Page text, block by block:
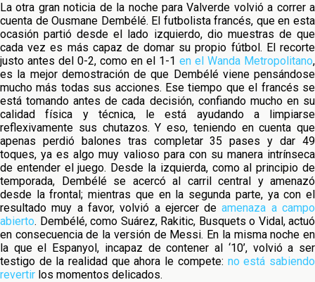
La otra gran noticia de la noche para Valverde volvió a correr a
cuenta de Ousmane Dembélé. El futbolista francés, que en esta
ocasión partió desde el lado izquierdo, dio muestras de que
cada vez es más capaz de domar su propio fútbol. El recorte
justo antes del 0-2, como en el 1-1 en el Wanda Metropolitano,
es la mejor demostración de que Dembélé viene pensándose
mucho más todas sus acciones. Ese tiempo que el francés se
está tomando antes de cada decisión, confiando mucho en su
calidad física y técnica, le está ayudando a limpiarse
reflexivamente sus chutazos. Y eso, teniendo en cuenta que
apenas perdió balones tras completar 35 pases y dar 49
toques, ya es algo muy valioso para con su manera intrínseca
de entender el juego. Desde la izquierda, como al principio de
temporada, Dembélé se acercó al carril central y amenazó
desde la frontal; mientras que en la segunda parte, ya con el
resultado muy a favor, volvió a ejercer deamenaza a campo
abierto. Dembélé, como Suárez, Rakitic, Busquets o Vidal, actuó
en consecuencia de la versión de Messi. En la misma noche en
la que el Espanyol, incapaz de contener al ‘10’, volvió a ser
testigo de la realidad que ahora le compete: no está sabiendo
revertir los momentos delicados.